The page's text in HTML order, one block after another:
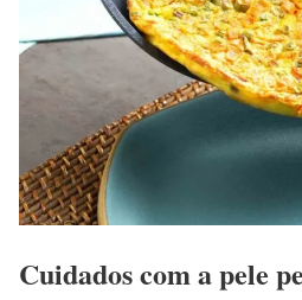
Cuidados com a pele